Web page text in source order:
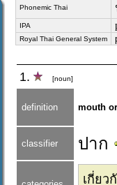
Phonemic Thai
IPA
Royal Thai General System
1. [noun]
definition mouth
classifier ปาก
เกี่ยว